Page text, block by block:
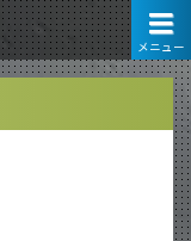
メニュー